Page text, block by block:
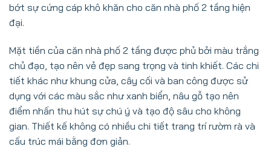
bớt sự cứng cáp khô khăn cho căn nhà phố 2 tầng hiện
đại.
Mặt tiền của căn nhà phố 2 tầng được phủ bởi màu trắng
chủ đạo, tạo nên vẻ đẹp sang trọng và tinh khiết. Các chi
tiết khác như khung cửa, cây cối và ban công được sử
dụng với các màu sắc như xanh biển, nâu gỗ tạo nên
điểm nhấn thu hút sự chú ý và tạo độ sâu cho không
gian. Thiết kế không có nhiều chi tiết trang trí rườm rà và
cấu trúc mái bằng đơn giản.